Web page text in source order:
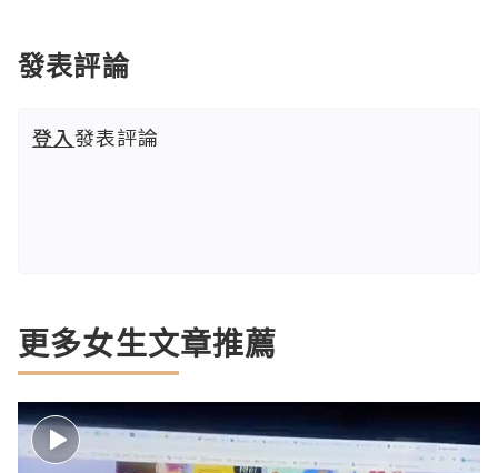
發表評論
登入發表評論
更多女生文章推薦